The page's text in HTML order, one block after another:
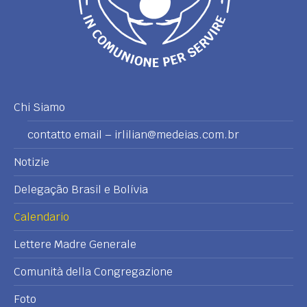
Chi Siamo
contatto email – irlilian@medeias.com.br
Notizie
Delegação Brasil e Bolívia
Calendario
Lettere Madre Generale
Comunità della Congregazione
Foto